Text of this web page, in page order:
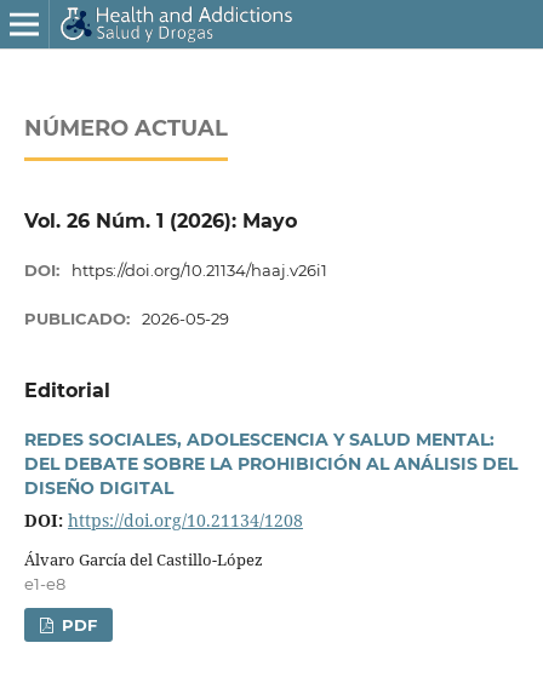
NÚMERO ACTUAL
Vol. 26 Núm. 1 (2026): Mayo
DOI: https://doi.org/10.21134/haaj.v26i1
PUBLICADO: 2026-05-29
Editorial
REDES SOCIALES, ADOLESCENCIA Y SALUD MENTAL:
DEL DEBATE SOBRE LA PROHIBICIÓN AL ANÁLISIS DEL
DISEÑO DIGITAL
DOI: https://doi.org/10.21134/1208
Álvaro Garcí­a del Castillo-López
e1-e8
PDF